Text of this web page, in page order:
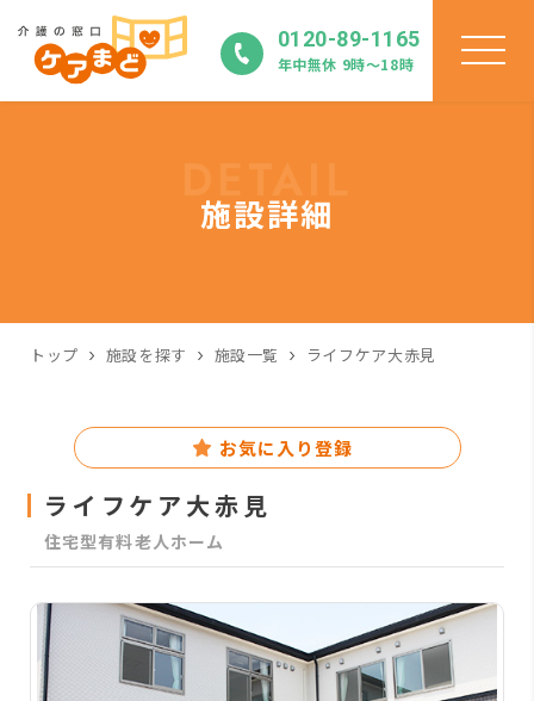
0120-89-1165
年中無休 9時〜18時
施設詳細
トップ 施設を探す 施設一覧 ライフケア大赤見
お気に入り登録
ライフケア大赤見
住宅型有料老人ホーム